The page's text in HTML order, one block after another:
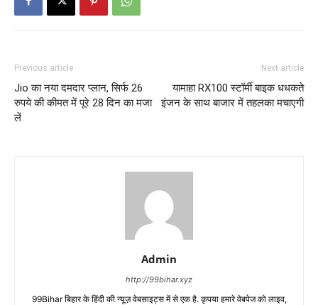
Previous article
Jio का नया दमदार प्लान, सिर्फ 26
रुपये की कीमत में पूरे 28 दिन का मजा
लें
Next article
यामाहा RX100 स्टॉर्मी बाइक धधकते
इंजन के साथ बाजार में तहलका मचाएगी
Admin
http://99bihar.xyz
99Bihar बिहार के हिंदी की न्यूज़ वेबसाइट्स में से एक है. कृपया हमारे वेबपेज को लाइव,